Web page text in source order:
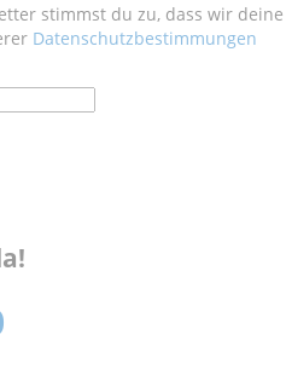
stimmst du zu, dass wir deine
Datenschutzbestimmungen